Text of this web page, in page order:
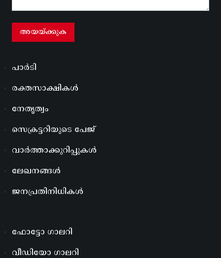
പാർടി
രക്തസാക്ഷികൾ
നേതൃത്വം
സെക്രട്ടറിയുടെ പേജ്
വാർത്താക്കുറിപ്പുകൾ
ലേഖനങ്ങൾ
ജനപ്രതിനിധികൾ
ഫോട്ടോ ഗാലറി
വീഡിയോ ഗാലറി